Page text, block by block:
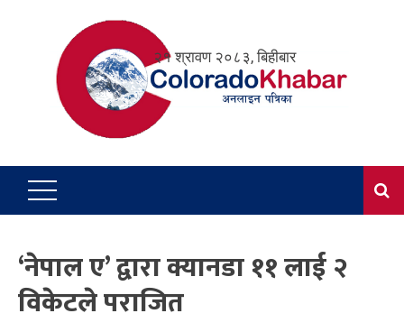
२१ श्रावण २०८३, बिहीबार
‘नेपाल ए’ द्वारा क्यानडा ११ लाई २
विकेटले पराजित